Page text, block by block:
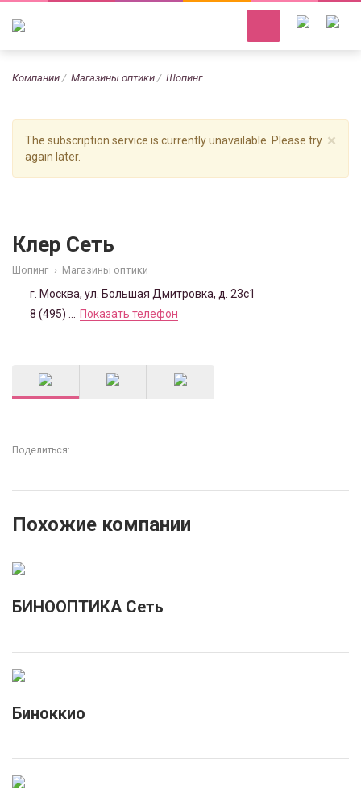
Компании Магазины оптики Шопинг
×
The subscription service is currently unavailable. Please try
again later.
Клер Сеть
Шопинг › Магазины оптики
г. Москва, ул. Большая Дмитровка, д. 23с1
8 (495) ...
Показать телефон
Поделиться:
Похожие компании
БИНООПТИКА Сеть
Биноккио